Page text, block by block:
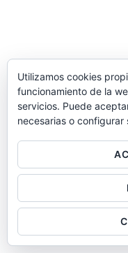
Utilizamos cookies
funcionamiento de la
servicios. Puede
necesarias o configurar